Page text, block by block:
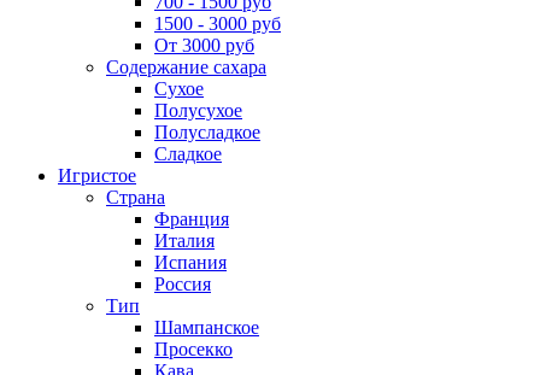
1500 - 3000 руб
От 3000 руб
Содержание сахара
Сухое
Полусухое
Полусладкое
Сладкое
Игристое
Страна
Франция
Италия
Испания
Россия
Тип
Шампанское
Просекко
Кава